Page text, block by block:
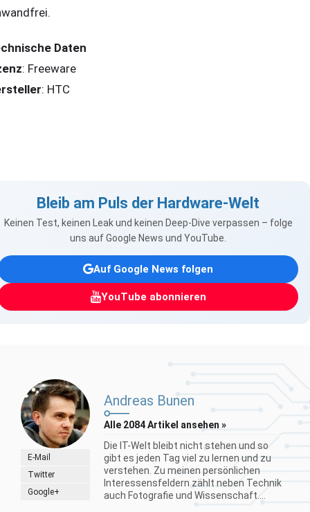
Daten
: Freeware
: HTC
Bleib am Puls der Hardware-Welt
Keinen Test, keinen Leak und keinen Deep-Dive verpassen – folge
uns auf Google News und YouTube.
Auf Google News folgen
YouTube abonnieren
E-Mail
Twitter
Google+
Andreas Bunen
Alle 2084 Artikel ansehen »
Die IT-Welt bleibt nicht stehen und so
gibt es jeden Tag viel zu lernen und zu
verstehen. Zu meinen persönlichen
Interessensfeldern zählt neben Technik
auch Fotografie und Wissenschaft....